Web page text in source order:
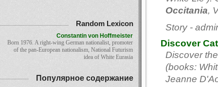
Occitania,
Story -
Discover
Discover
(books:
Jeanne
Random Lexicon
Constantin von Hoffmeister
Born 1976. A right-wing German nationalist, promoter
of the pan-European nationalism, National Futurism
idea of White Eurasia
Популярное содержание